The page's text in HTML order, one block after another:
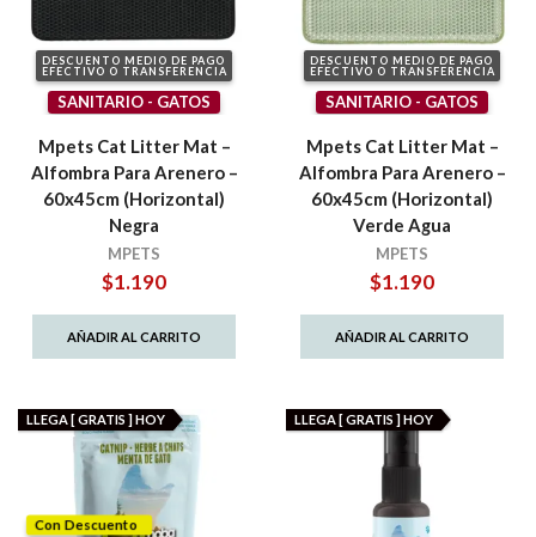
DESCUENTO MEDIO DE PAGO
EFECTIVO O TRANSFERENCIA
SANITARIO - GATOS
Mpets Cat Litter Mat –
Alfombra Para Arenero –
60x45cm (Horizontal)
Negra
MPETS
$1.190
AÑADIR AL CARRITO
DESCUENTO MEDIO DE PAGO
EFECTIVO O TRANSFERENCIA
SANITARIO - GATOS
Mpets Cat Litter Mat –
Alfombra Para Arenero –
60x45cm (Horizontal)
Verde Agua
MPETS
$1.190
AÑADIR AL CARRITO
Con Descuento
LLEGA [ GRATIS ] HOY LLEGA [ GRATIS ] HOY